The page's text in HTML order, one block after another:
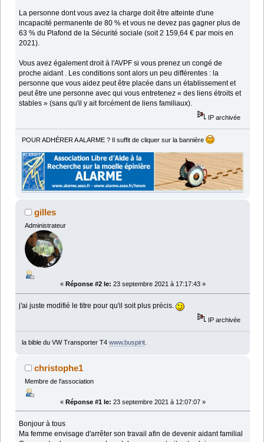
La personne dont vous avez la charge doit être atteinte d'une
incapacité permanente de 80 % et vous ne devez pas gagner plus de
63 % du Plafond de la Sécurité sociale (soit 2 159,64 € par mois en
2021).
Vous avez également droit à l'AVPF si vous prenez un congé de
proche aidant . Les conditions sont alors un peu différentes : la
personne que vous aidez peut être placée dans un établissement et
peut être une personne avec qui vous entretenez « des liens étroits et
stables » (sans qu'il y ait forcément de liens familiaux).
IP archivée
POUR ADHÉRER A ALARME ? Il suffit de cliquer sur la bannière
gilles
Administrateur
« Réponse #2 le: 23 septembre 2021 à 17:17:43 »
j'ai juste modifié le titre pour qu'il soit plus précis.
IP archivée
la bible du VW Transporter T4 www.buspirit.
christophe1
Membre de l'association
« Réponse #1 le: 23 septembre 2021 à 12:07:07 »
Bonjour à tous
Ma femme envisage d'arrêter son travail afin de devenir aidant familial